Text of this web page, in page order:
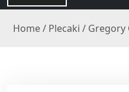
Home/ Plecaki / Gregory